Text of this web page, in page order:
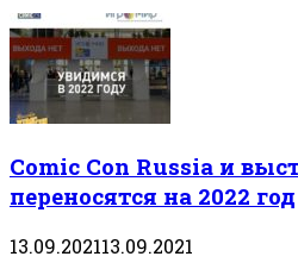
Comic Con Russia и
переносятся на 2022 год
13.09.202113.09.2021